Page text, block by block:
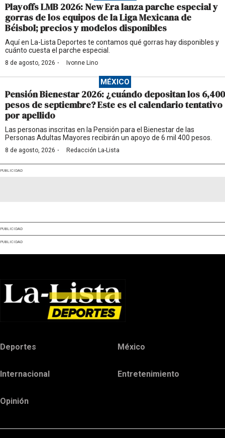
Playoffs LMB 2026: New Era lanza parche especial y
gorras de los equipos de la Liga Mexicana de
Béisbol; precios y modelos disponibles
Aquí en La-Lista Deportes te contamos qué gorras hay disponibles y
cuánto cuesta el parche especial.
8 de agosto, 2026 · Ivonne Lino
MÉXICO
Pensión Bienestar 2026: ¿cuándo depositan los 6,400
pesos de septiembre? Este es el calendario tentativo
por apellido
Las personas inscritas en la Pensión para el Bienestar de las
Personas Adultas Mayores recibirán un apoyo de 6 mil 400 pesos.
8 de agosto, 2026 · Redacción La-Lista
PUBLICIDAD
PUBLICIDAD
PUBLICIDAD
Deportes México
Internacional Entretenimiento
Opinión